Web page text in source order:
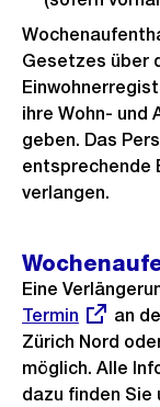
Gesetzes über
ihre Wohn- und
geben. Das
entsprechende
verlangen.
Eine
Termin
an
Zürich Nord
möglich. Alle
dazu finden Sie